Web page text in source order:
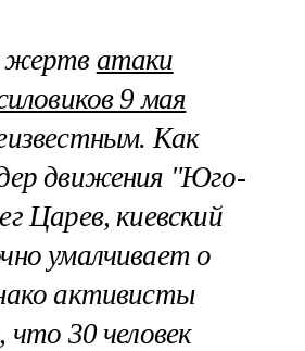
жертв атаки
9 мая
Как
движения "Юго-
Царев, киевский
умалчивает о
активисты
что 30 человек